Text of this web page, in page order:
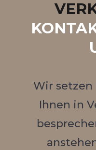
Wir
Ihnen in